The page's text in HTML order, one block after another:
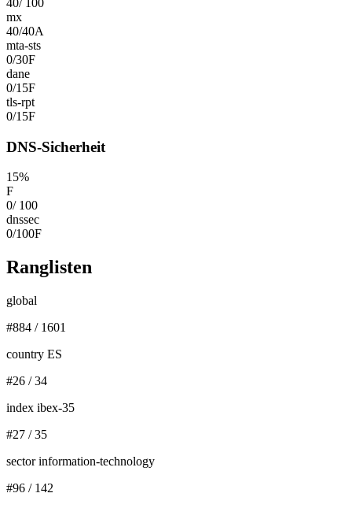
mx
40/40A
mta-sts
0/30F
dane
0/15F
tls-rpt
0/15F
DNS-Sicherheit
15%
F
0/ 100
dnssec
0/100F
Ranglisten
global
#884 / 1601
country ES
#26 /34
index ibex-35
#27 /35
sector information-technology
#96 / 142